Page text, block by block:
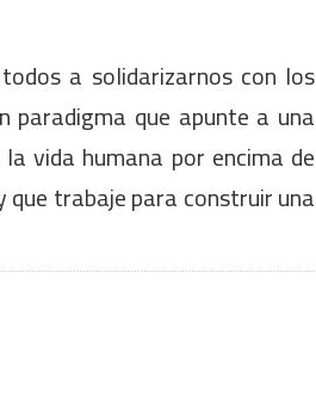
a solidarizarnos con los
paradigma que apunte a una
vida humana por encima de
trabaje para construir una